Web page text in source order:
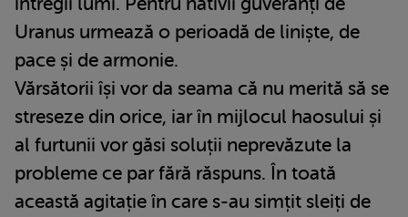
Uranus urmează o perioadă de liniște, de
pace și de armonie.
Vărsătorii își vor da seama că nu merită să se
streseze din orice, iar în mijlocul haosului și
al furtunii vor găsi soluții neprevăzute la
probleme ce par fără răspuns. În toată
această agitație în care s-au simțit sleiți de